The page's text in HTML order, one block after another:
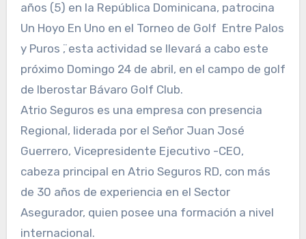
años (5) en la República Dominicana, patrocina
Un Hoyo En Uno en el Torneo de Golf ̈Entre Palos
y Puros ̈, esta actividad se llevará a cabo este
próximo Domingo 24 de abril, en el campo de golf
de Iberostar Bávaro Golf Club.
Atrio Seguros es una empresa con presencia
Regional, liderada por el Señor Juan José
Guerrero, Vicepresidente Ejecutivo -CEO,
cabeza principal en Atrio Seguros RD, con más
de 30 años de experiencia en el Sector
Asegurador, quien posee una formación a nivel
internacional.